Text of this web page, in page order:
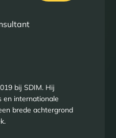
bij SDIM. Hij
en internationale
brede achtergrond